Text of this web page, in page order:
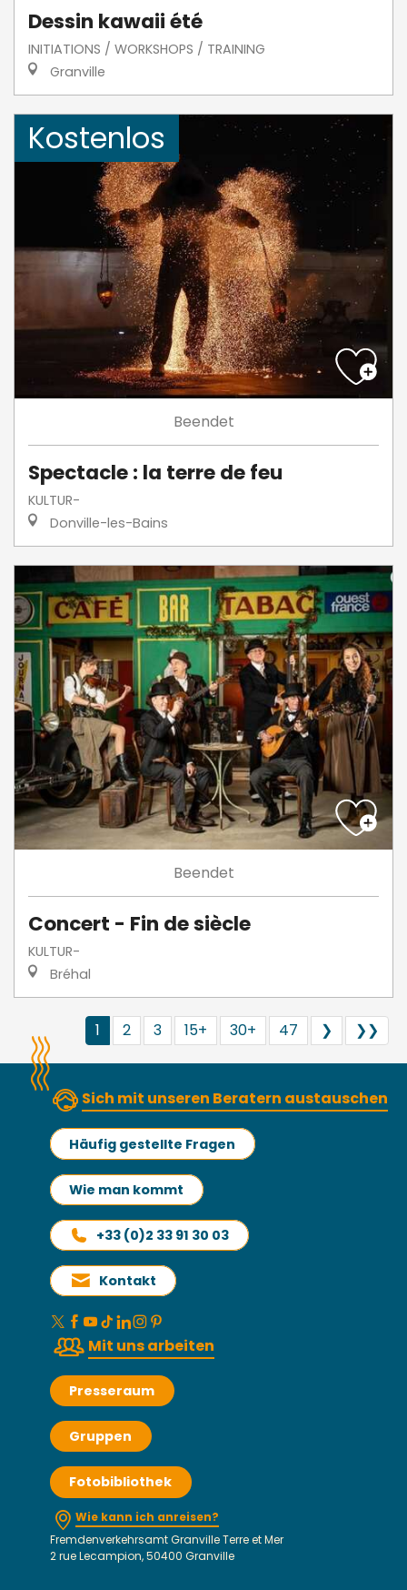
Dessin kawaii été
INITIATIONS / WORKSHOPS / TRAINING
Granville
Kostenlos
Beendet
Spectacle : la terre de feu
KULTUR-
Donville-les-Bains
Beendet
Concert - Fin de siècle
KULTUR-
Bréhal
1 2 3 15+ 30+ 47 ❯ ❯❯
Sich mit unseren Beratern austauschen
Häufig gestellte Fragen
Wie man kommt
+33 (0)2 33 91 30 03
Kontakt
Mit uns arbeiten
Presseraum
Gruppen
Fotobibliothek
Wie kann ich anreisen?
Fremdenverkehrsamt Granville Terre et Mer
2 rue Lecampion, 50400 Granville